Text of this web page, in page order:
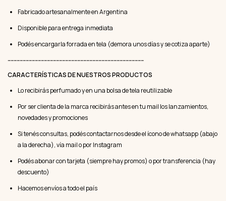
Fabricado artesanalmente en Argentina
Disponible para entrega inmediata
Podés encargarla forrada en tela (demora unos días y se cotiza aparte)
------------------------------------------------------------------------------------------
CARACTERÍSTICAS DE NUESTROS PRODUCTOS
Lo recibirás perfumado y en una bolsa de tela reutilizable
Por ser clienta de la marca recibirás antes en tu mail los lanzamientos,
novedades y promociones
Si tenés consultas, podés contactarnos desde el ícono de whatsapp (abajo
a la derecha), vía mail o por Instagram
Podés abonar con tarjeta (siempre hay promos) o por transferencia (hay
descuento)
Hacemos envíos a todo el país